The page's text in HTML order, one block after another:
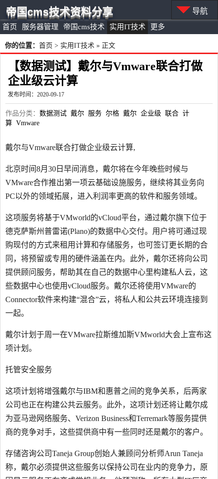
首页 服务器管理 帝国cms技术 实用IT技术 更多
帝国cms技术资料分享 导航
你的位置： 首页 > 实用IT技术 » 正文
【数据测试】戴尔与Vmware联合打做
企业级云计算
发布时间：2020-09-17
作品分类： 数据测试 戴尔 服务 尔格 戴尔 企业级 联合 计
算 Vmware
戴尔与Vmware联合打做企业级云计算,
北京时间8月30日早间消息，戴尔将在今年晚些时候与
VMware合作推出第一项云基础设施服务，继续将其业务向
PC以外的领域拓展，进入利润率更高的软件和服务领域。
这项服务将基于VMworld的vCloud平台，通过戴尔旗下位于
德克萨斯州普雷诺(Plano)的数据中心交付。用户将可通过现
购现付的方式来租用计算和存储服务，也可签订更长期的合
同，将预留或专用的硬件涵盖在内。此外，戴尔还将向公司
提供顾问服务，帮助其在自己的数据中心里构建私人云，这
些数据中心也使用vCloud服务。戴尔还将使用VMware的
Connector软件来构建“混合”云，将私人和公共云环境连接到
一起。
戴尔计划于周一在VMware拉斯维加斯VMworld大会上宣布这
项计划。
托管安全服务
这项计划将增强戴尔与IBM和惠普之间的竞争关系，后两家
公司也正在构建公共云服务。此外，这项计划还将让戴尔成
为亚马逊网络服务、Verizon Business和Terremark等服务提供
商的竞争对手，这些提供商中有一些同时还是戴尔的客户。
存储咨询公司Taneja Group创始人兼顾问分析师Arun Taneja
称，戴尔必须提供这些服务以保持公司在业内的竞争力，原